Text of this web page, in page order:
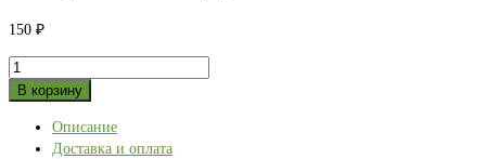
150 ₽
Количество
товара
"Пздрям"
В корзину
Описание
Доставка и оплата